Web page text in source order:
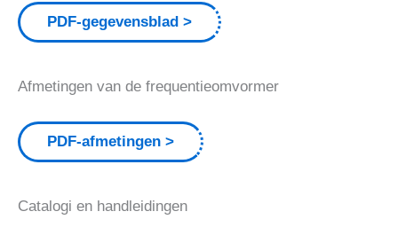
PDF-gegevensblad
Afmetingen van de frequentieomvormer
PDF-afmetingen
Catalogi en handleidingen